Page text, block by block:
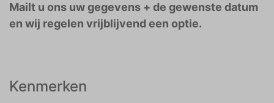
Mailt u ons uw gegevens + de gewenste datum
en wij regelen vrijblijvend een optie.
Kenmerken